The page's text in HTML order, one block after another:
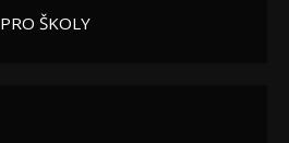
PRO ŠKOLY